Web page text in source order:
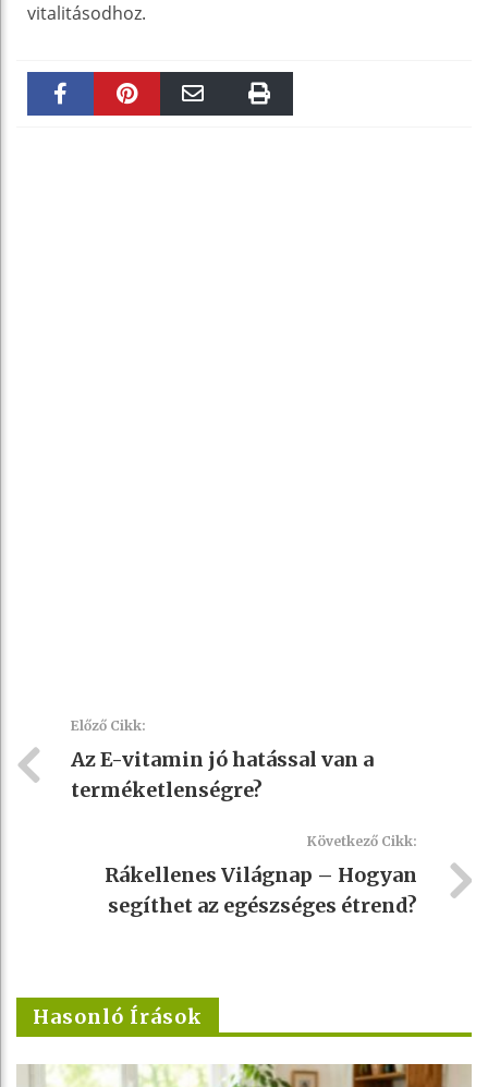
vitalitásodhoz.
Előző Cikk:
Az E-vitamin jó hatással van a
terméketlenségre?
Következő Cikk:
Rákellenes Világnap – Hogyan
segíthet az egészséges étrend?
Hasonló Írások